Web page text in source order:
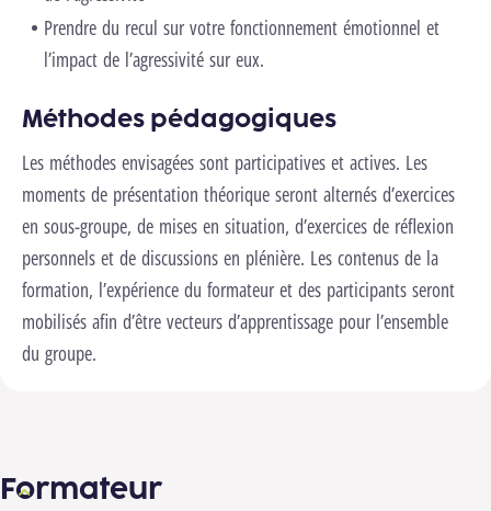
Prendre du recul sur votre fonctionnement émotionnel et
l’impact de l’agressivité sur eux.
Méthodes pédagogiques
Les méthodes envisagées sont participatives et actives. Les
moments de présentation théorique seront alternés d’exercices
en sous-groupe, de mises en situation, d’exercices de réflexion
personnels et de discussions en plénière. Les contenus de la
formation, l’expérience du formateur et des participants seront
mobilisés afin d’être vecteurs d’apprentissage pour l’ensemble
du groupe.
Formateur